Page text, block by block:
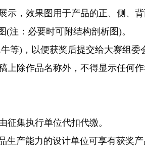
示，效果图用于产品的正、侧、
注：必要时可附结构剖析图)。
等)，以便获奖后提交给大赛组委
上除作品名称外，不得显示任何
集执行单位代扣代缴。
产能力的设计单位可享有获奖